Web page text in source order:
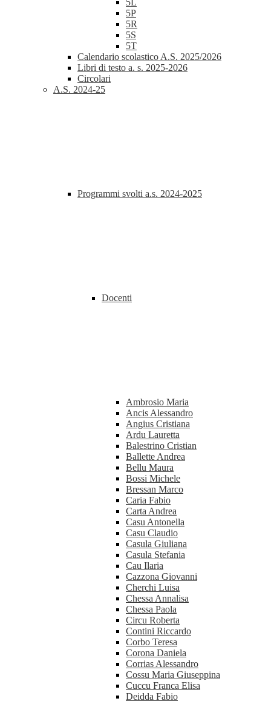
5L
5P
5R
5S
5T
Calendario scolastico A.S. 2025/2026
Libri di testo a. s. 2025-2026
Circolari
A.S. 2024-25
Programmi svolti a.s. 2024-2025
Docenti
Ambrosio Maria
Ancis Alessandro
Angius Cristiana
Ardu Lauretta
Balestrino Cristian
Ballette Andrea
Bellu Maura
Bossi Michele
Bressan Marco
Caria Fabio
Carta Andrea
Casu Antonella
Casu Claudio
Casula Giuliana
Casula Stefania
Cau Ilaria
Cazzona Giovanni
Cherchi Luisa
Chessa Annalisa
Chessa Paola
Circu Roberta
Contini Riccardo
Corbo Teresa
Corona Daniela
Corrias Alessandro
Cossu Maria Giuseppina
Cuccu Franca Elisa
Deidda Fabio